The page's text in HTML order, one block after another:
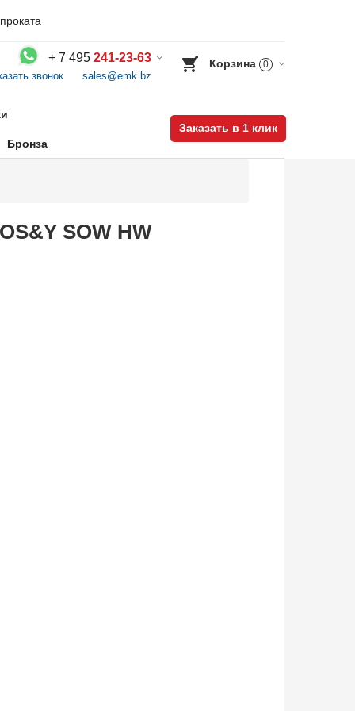
+ 7 495 241-23-63
звонок sales@emk.bz
Корзина 0
Бронза
Заказать в 1 клик
SOW HW